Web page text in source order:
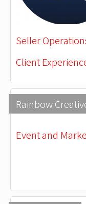
Seller
Client
Rainbow
Event and